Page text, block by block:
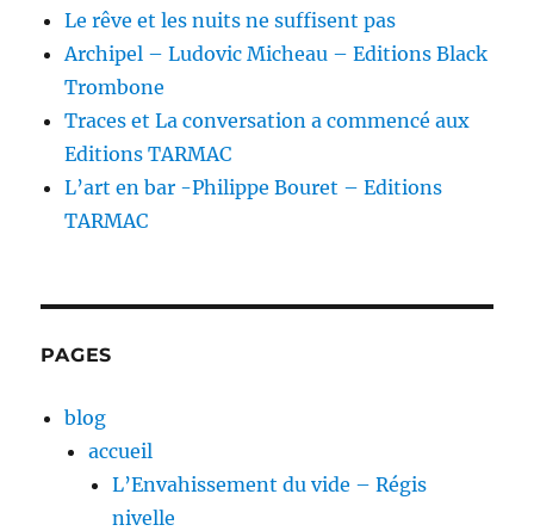
Le rêve et les nuits ne suffisent pas
Archipel – Ludovic Micheau – Editions Black
Trombone
Traces et La conversation a commencé aux
Editions TARMAC
L’art en bar -Philippe Bouret – Editions
TARMAC
PAGES
blog
accueil
L’Envahissement du vide – Régis
nivelle